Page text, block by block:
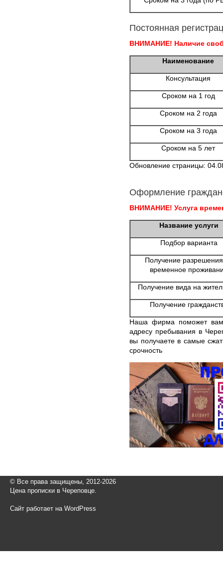
Постоянная
ВНИМАНИЕ! Наличие
Наименование
Консультация
Сроком на 1 год
Сроком на 2 года
Сроком на 3 года
Сроком на 5 лет
Обновление страницы:
Оформление
ВНИМАНИЕ! Услуга
Название услуги
Подбор варианта
Получение
временное
Получение вида на
Получение
Наша фирма поможет вам
адресу пребывания в
вы получаете в самые
срочность
© Все права защищены, 2012-2026
Цена прописки в Череповце.
Сайт работает на WordPress